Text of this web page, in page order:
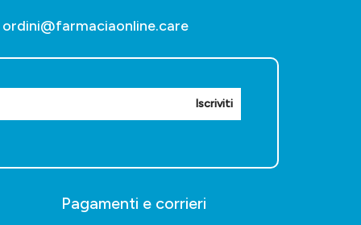
ordini@farmaciaonline.care
Iscriviti
Pagamenti e corrieri